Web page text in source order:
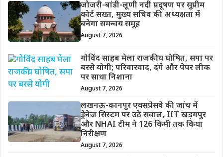
जोजरी-बांडी-लूणी नदी प्रदूषण पर सुप्रीम
कोर्ट सख्त, मुख्य सचिव की अध्यक्षता में
बनेगा समन्वय समूह
August 7, 2026
गोविंद साहब मेला राजकीय घोषित, सपा पर
बरसे योगी; परिवारवाद, दंगे और पेपर लीक
पर साधा निशाना
August 7, 2026
लखनऊ-कानपुर एक्सप्रेसवे की जांच में
ड्रेनेज सिस्टम पर उठे सवाल, IIT खड़गपुर
और NHAI टीम ने 126 किमी तक किया
निरीक्षण
August 7, 2026